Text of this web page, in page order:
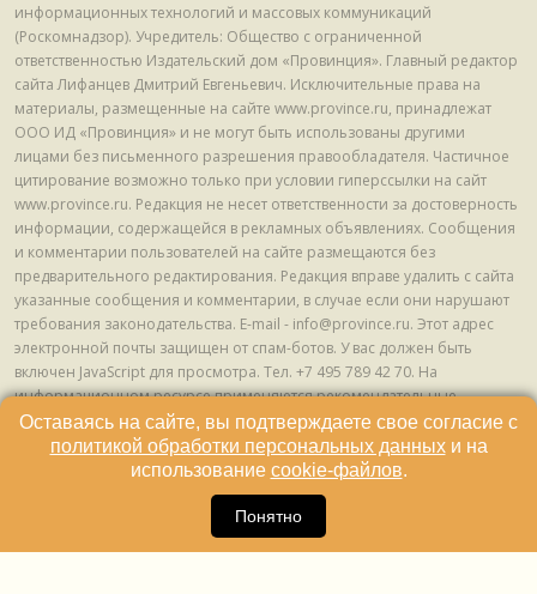
информационных технологий и массовых коммуникаций
(Роскомнадзор). Учредитель: Общество с ограниченной
ответственностью Издательский дом «Провинция». Главный редактор
сайта Лифанцев Дмитрий Евгеньевич. Исключительные права на
материалы, размещенные на сайте www.province.ru, принадлежат
ООО ИД «Провинция» и не могут быть использованы другими
лицами без письменного разрешения правообладателя. Частичное
цитирование возможно только при условии гиперссылки на сайт
www.province.ru. Редакция не несет ответственности за достоверность
информации, содержащейся в рекламных объявлениях. Сообщения
и комментарии пользователей на сайте размещаются без
предварительного редактирования. Редакция вправе удалить с сайта
указанные сообщения и комментарии, в случае если они нарушают
требования законодательства. E-mail - info@province.ru. Этот адрес
электронной почты защищен от спам-ботов. У вас должен быть
включен JavaScript для просмотра. Tел. +7 495 789 42 70. На
информационном ресурсе применяются рекомендательные
технологии (информационные технологии предоставления
информации на основе сбора, систематизации и анализа сведений,
относящихся к предпочтениям пользователей сети "Интернет",
находящихся на территории Российской Федерации) © ООО ИД
Оставаясь на сайте, вы подтверждаете свое согласие с
политикой обработки персональных данныхи на
использование cookie-файлов.
Понятно